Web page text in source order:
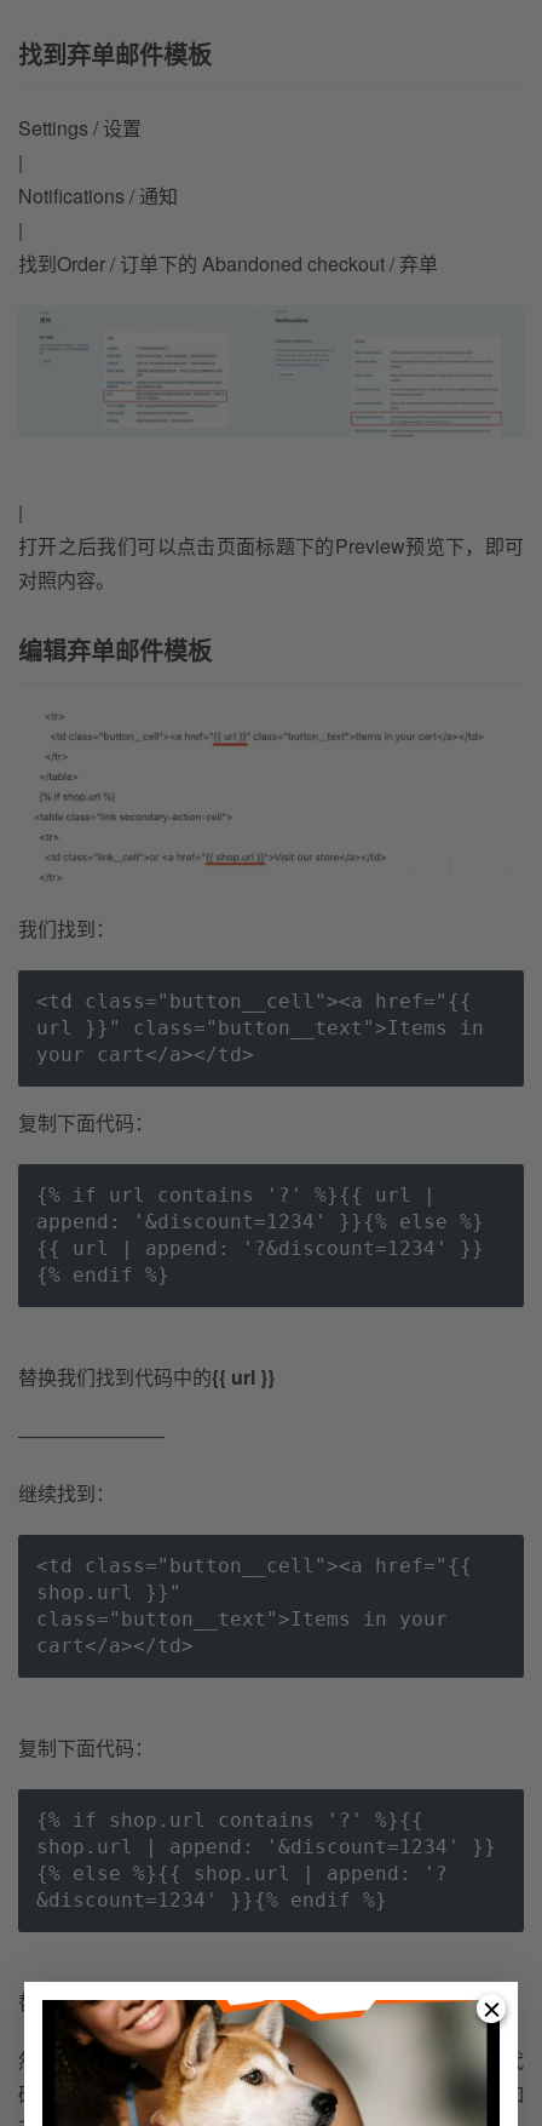
找到弃单邮件模板
Settings / 设置
|
Notifications / 通知
|
找到Order / 订单下的 Abandoned checkout / 弃单
|
打开之后我们可以点击页面标题下的Preview预览下，即可
对照内容。
编辑弃单邮件模板
我们找到：
<td class="button__cell"><a href="{{
url }}" class="button__text">Items in
your cart</a></td>
复制下面代码：
{% if url contains '?' %}{{ url |
append: '&discount=1234' }}{% else %}
{{ url | append: '?&discount=1234' }}
{% endif %}
替换我们找到代码中的{{ url }}
———————–
继续找到：
<td class="button__cell"><a href="{{
shop.url }}"
class="button__text">Items in your
cart</a></td>
复制下面代码：
{% if shop.url contains '?' %}{{
shop.url | append: '&discount=1234' }}
{% else %}{{ shop.url | append: '?
&discount=1234' }}{% endif %}
替换我们找到代码中的{{ shop.url }}
然后我们将代码中的1234折扣代码，换成你自己的折扣代
码，我们上面创建的是：ni-kuai-hui-lai，那么替换过来如